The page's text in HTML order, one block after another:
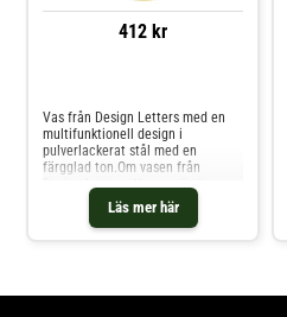
412 kr
Läs mer här
Vas från Design Letters med en
multifunktionell design i
pulverlackerat stål med en
färgglad ton.Om vasen från
Design Letters- Kan användas
både som vas och som
ljushållare.- Tillverkad i
pulverlackerat stål.- Finns i flera